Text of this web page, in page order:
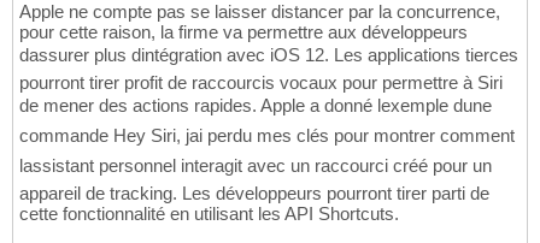
Apple ne compte pas se laisser distancer par la concurrence,
pour cette raison, la firme va permettre aux développeurs
dassurer plus dintégration avec iOS 12. Les applications tierces
pourront tirer profit de raccourcis vocaux pour permettre à Siri
de mener des actions rapides. Apple a donné lexemple dune
commande Hey Siri, jai perdu mes clés pour montrer comment
lassistant personnel interagit avec un raccourci créé pour un
appareil de tracking. Les développeurs pourront tirer parti de
cette fonctionnalité en utilisant les API Shortcuts.